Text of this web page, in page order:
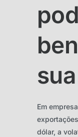
Em
dólar, a